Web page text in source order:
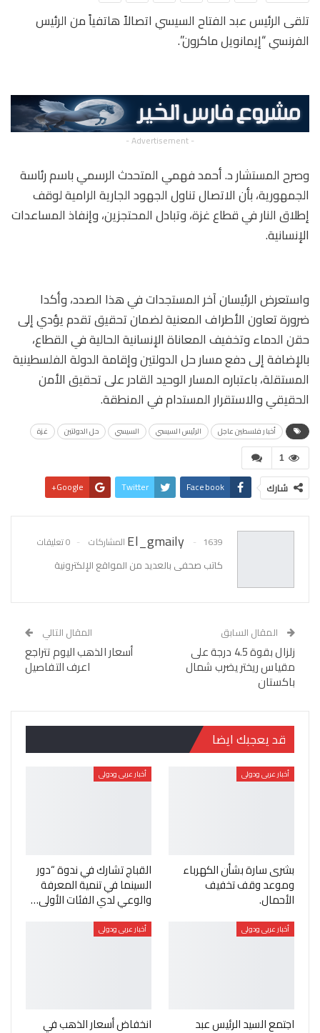
تلقى الرئيس عبد الفتاح السيسي اتصالاً هاتفياً من الرئيس
الفرنسي “إيمانويل ماكرون”.
- Advertisement -
وصرح المستشار د. أحمد فهمي المتحدث الرسمي باسم رئاسة
الجمهورية، بأن الاتصال تناول الجهود الجارية الرامية لوقف
إطلاق النار في قطاع غزة، وتبادل المحتجزين، وإنفاذ المساعدات
الإنسانية.
واستعرض الرئيسان آخر المستجدات في هذا الصدد، وأكدا
ضرورة تعاون الأطراف المعنية لضمان تحقيق تقدم يؤدي إلى
حقن الدماء وتخفيف المعاناة الإنسانية الحالية في القطاع،
بالإضافة إلى دفع مسار حل الدولتين وإقامة الدولة الفلسطينية
المستقلة، باعتباره المسار الوحيد القادر على تحقيق الأمن
الحقيقي والاستقرار المستدام في المنطقة.
أخبار فلسطين عاجل الرئيس السيسي السيسي حل الدولتين غزة
1
شارك Facebook
Twitter
Google+
البريد الإلكتروني
El_gmaily 1639 المشاركات 0 تعليقات
كاتب صحفى بالعديد من المواقع الإلكترونية
المقال السابق
زلزال بقوة 4.5 درجة على
مقياس ريختر يضرب شمال
باكستان
المقال التالي
أسعار الذهب اليوم تتراجع
اعرف التفاصيل
قد يعجبك ايضا
أخبار عربى ودولى
بشرى سارة بشأن الكهرباء
وموعد وقف تخفيف
الأحمال.
أخبار عربى ودولى
القباج تشارك في ندوة “دور
السينما في تنمية المعرفة
والوعي لدي الفئات الأولى…
أخبار عربى ودولى
اجتمع السيد الرئيس عبد
أخبار عربى ودولى
انخفاض أسعار الذهب في